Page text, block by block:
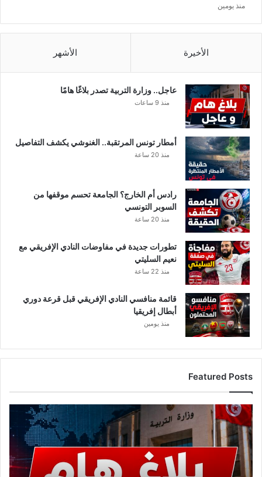
منذ يومين
الأخيرة الأشهر
عاجل.. وزارة التربية تصدر بلاغًا هامًا
منذ 9 ساعات
أمطار تونس المرتقبة.. الغنوشي يكشف التفاصيل
منذ 20 ساعة
رادس أم الخارج؟ الجامعة تحسم موقفها من
السوبر التونسي
منذ 20 ساعة
تطورات جديدة في مفاوضات النادي الإفريقي مع
نعيم السليتي
منذ 22 ساعة
قائمة منافسي النادي الإفريقي قبل قرعة دوري
أبطال إفريقيا
منذ يومين
Featured Posts
عاجل..
وزارة
التربية
تصدر
بلاغًا
هامًا